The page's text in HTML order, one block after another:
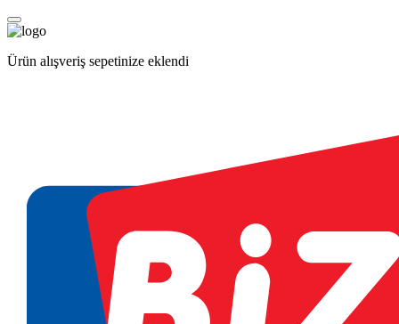
Ürün alışveriş sepetinize eklendi